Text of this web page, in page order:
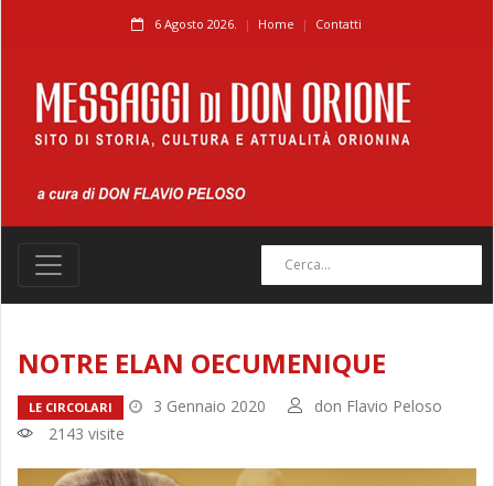
6 Agosto 2026. Home Contatti
NOTRE ELAN OECUMENIQUE
LE CIRCOLARI 3 Gennaio 2020
don Flavio Peloso
2143 visite